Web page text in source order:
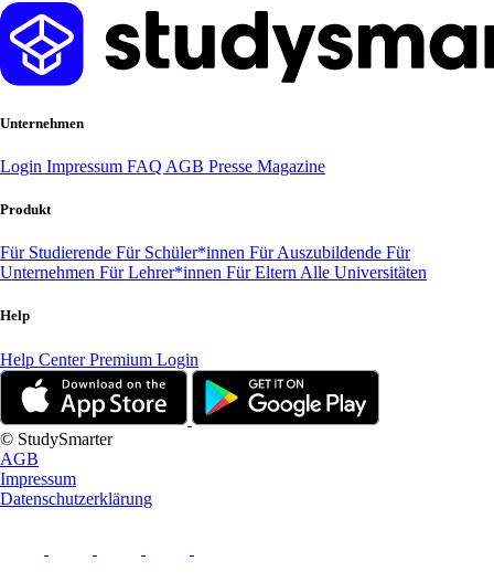
Unternehmen
Login Impressum FAQ AGB Presse Magazine
Produkt
Für Studierende Für Schüler*innen Für Auszubildende Für
Unternehmen Für Lehrer*innen Für Eltern Alle Universitäten
Help
Help CenterPremium Login
© StudySmarter
AGB
Impressum
Datenschutzerklärung